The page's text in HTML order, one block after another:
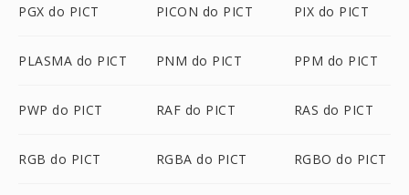
PGX do PICT PICON do PICT PIX do PICT
PLASMA do PICT PNM do PICT PPM do PICT
PWP do PICT RAF do PICT RAS do PICT
RGB do PICT RGBA do PICT RGBO do PICT